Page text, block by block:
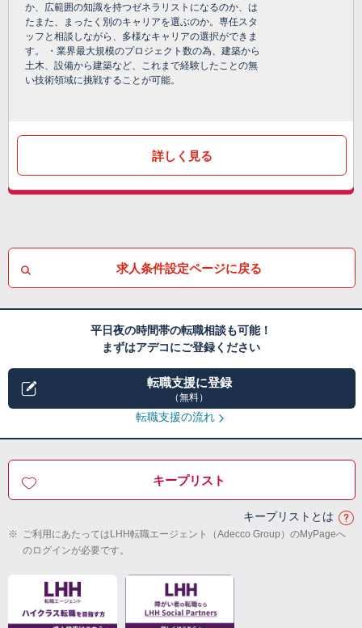
か、広範囲の知識を持つゼネラリストになるのか、は
たまた、まったく別のキャリアを選ぶのか。専任スタ
ッフと相談しながら、多様なキャリアの選択ができま
す。 ・業界最大規模のプロジェクト数の為、建築から
土木、設備から建築など、これまで経験したことの無
い技術領域に挑戦することが可能。
詳しく見る
求人条件設定ページに戻る
平日夜の時間帯の転職相談も可能！
まずはアデコにご登録ください
転職支援に登録
（無料）
転職支援の流れ
キープリスト
キープリストとは
※ ご利用にあたってはLHH転職エージェント（Adecco Group）のMyPageへ
のログインが必要です。